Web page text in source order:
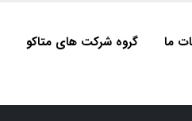
ما گروه شرکت های متاکو